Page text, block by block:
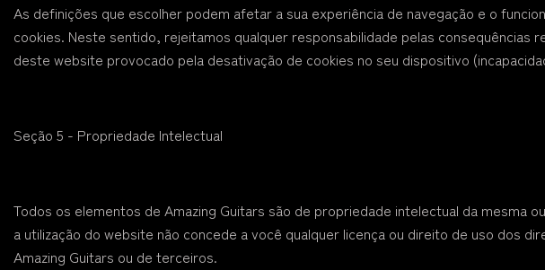
As definições que escolher podem afetar a sua experiência de navegação e o
cookies. Neste sentido, rejeitamos qualquer responsabilidade pelas consequências
deste website provocado pela desativação de cookies no seu dispositivo
Seção 5 - Propriedade Intelectual
Todos os elementos de Amazing Guitars são de propriedade intelectual da mesma
a utilização do website não concede a você qualquer licença ou direito de uso dos
Amazing Guitars ou de terceiros.